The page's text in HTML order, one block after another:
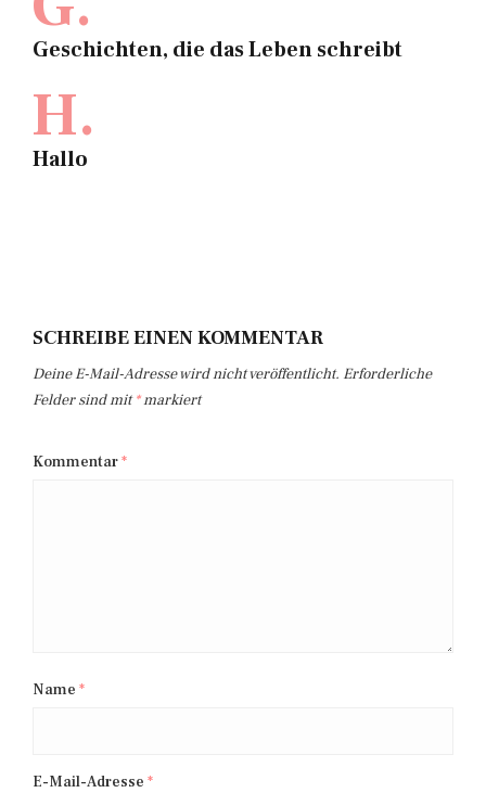
Geschichten, die das Leben schreibt
H.
Hallo
SCHREIBE EINEN KOMMENTAR
Deine E-Mail-Adresse wird nicht veröffentlicht. Erforderliche
Felder sind mit*markiert
Kommentar*
Name *
E-Mail-Adresse *